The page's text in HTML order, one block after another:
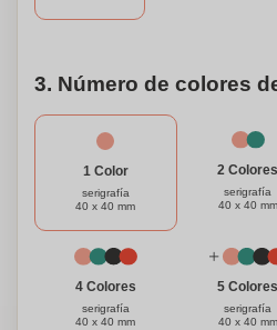
3. Número de colores
1 Color
serigrafía
40 x 40 mm
2 Colores
serigrafía
40 x 40 mm
4 Colores
serigrafía
40 x 40 mm
5 Colores
serigrafía
40 x 40 mm